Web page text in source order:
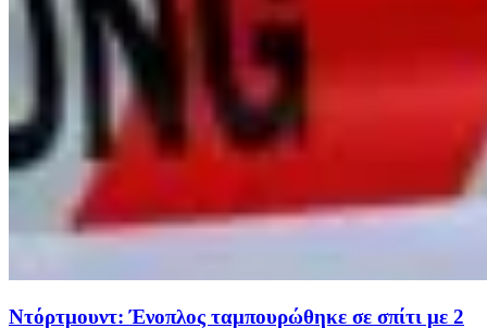
Ντόρτμουντ: Ένοπλος ταμπουρώθηκε σε σπίτι με 2